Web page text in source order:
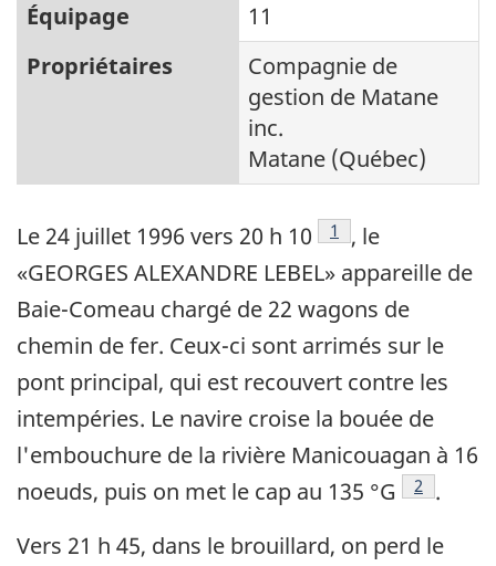
Équipage
11
Propriétaires
Compagnie de
gestion de Matane
inc.
Matane (Québec)
Le 24 juillet 1996 vers 20 h 10 Note de bas de page
1
, le
«GEORGES ALEXANDRE LEBEL» appareille de
Baie-Comeau chargé de 22 wagons de
chemin de fer. Ceux-ci sont arrimés sur le
pont principal, qui est recouvert contre les
intempéries. Le navire croise la bouée de
l'embouchure de la rivière Manicouagan à 16
noeuds, puis on met le cap au 135 °G
Note de
2
.
Vers 21 h 45, dans le brouillard, on perd le